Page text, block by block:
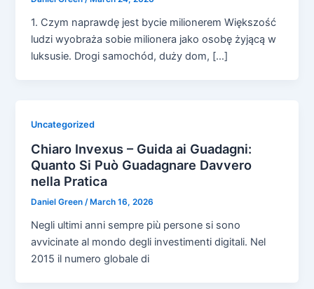
1. Czym naprawdę jest bycie milionerem Większość
ludzi wyobraża sobie milionera jako osobę żyjącą w
luksusie. Drogi samochód, duży dom, […]
Uncategorized
Chiaro Invexus – Guida ai Guadagni:
Quanto Si Può Guadagnare Davvero
nella Pratica
Daniel Green/ March 16, 2026
Negli ultimi anni sempre più persone si sono
avvicinate al mondo degli investimenti digitali. Nel
2015 il numero globale di